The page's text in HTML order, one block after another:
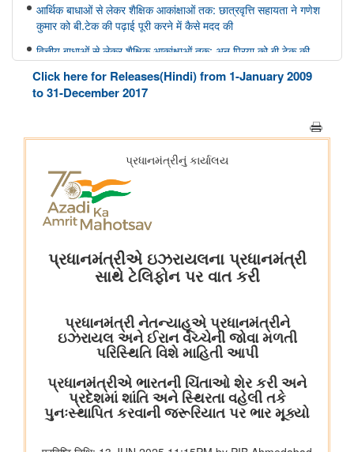
आर्थिक बाधाओं से लेकर शैक्षिक आकांक्षाओं तक: छात्रवृत्ति सहायता ने गणेश
कुमार को बी.टेक की पढ़ाई पूरी करने में कैसे मदद की
वित्तीय बाधाओं से लेकर शैक्षिक आकांक्षाओं तक: अनु प्रिया को बी.टेक की
पढ़ाई पूरी करने में छात्रवृत्ति सहायता ने कैसे मदद की
वित्तीय बाधाओं से लेकर तकनीकी आकांक्षाओं तक: यारा महेश को बी.टेक की
अन्य
केंद्रीकृत जन शिकायत निवारण और निगरानी प्रणाली (सीपीग्राम)
Click here for Releases(Hindi) from 1-January 2009
to 31-December 2017